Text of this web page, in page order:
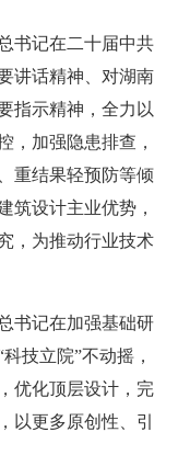
记在二十届中共
讲话精神、对湖南
指示精神，全力以
，加强隐患排查，
重结果轻预防等倾
筑设计主业优势，
，为推动行业技术
记在加强基础研
技立院”不动摇，
优化顶层设计，完
以更多原创性、引